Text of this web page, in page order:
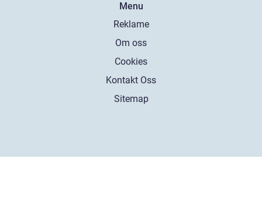
Menu
Reklame
Om oss
Cookies
Kontakt Oss
Sitemap